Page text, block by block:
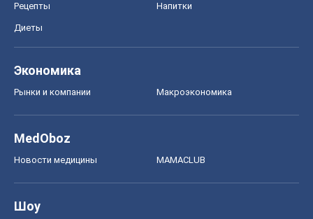
Рецепты Напитки
Диеты
Экономика
Рынки и компании Mакроэкономика
MedOboz
Новости медицины MAMACLUB
Шоу